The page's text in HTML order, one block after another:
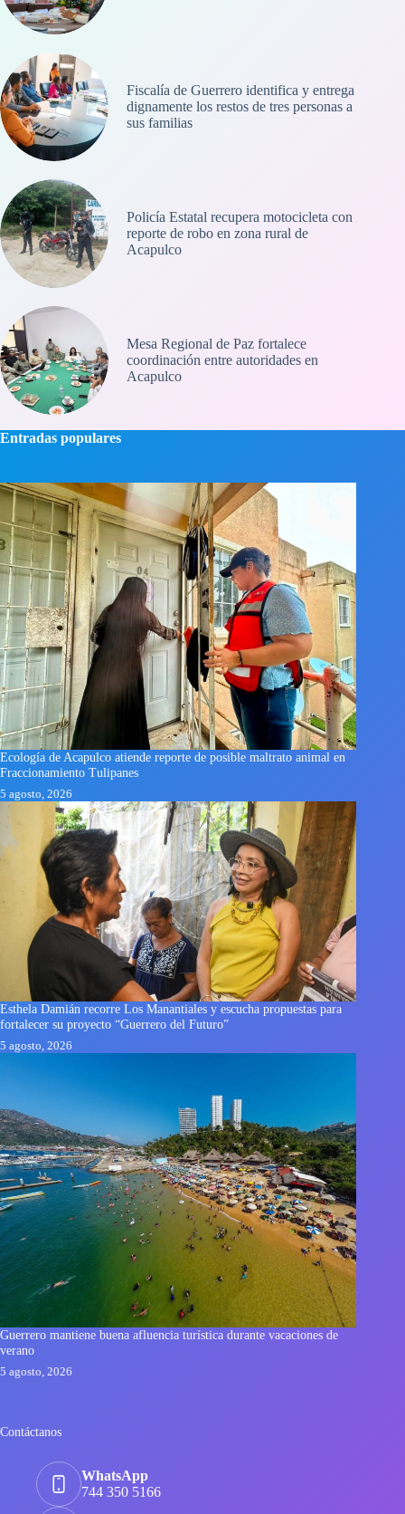
Fiscalía de Guerrero identifica y entrega
dignamente los restos de tres personas a
sus familias
Policía Estatal recupera motocicleta con
reporte de robo en zona rural de
Acapulco
Mesa Regional de Paz fortalece
coordinación entre autoridades en
Acapulco
Entradas populares
Ecología de Acapulco atiende reporte de posible maltrato animal en
Fraccionamiento Tulipanes
5 agosto, 2026
Esthela Damián recorre Los Manantiales y escucha propuestas para
fortalecer su proyecto “Guerrero del Futuro”
5 agosto, 2026
Guerrero mantiene buena afluencia turística durante vacaciones de
verano
5 agosto, 2026
Contáctanos
WhatsApp
744 350 5166